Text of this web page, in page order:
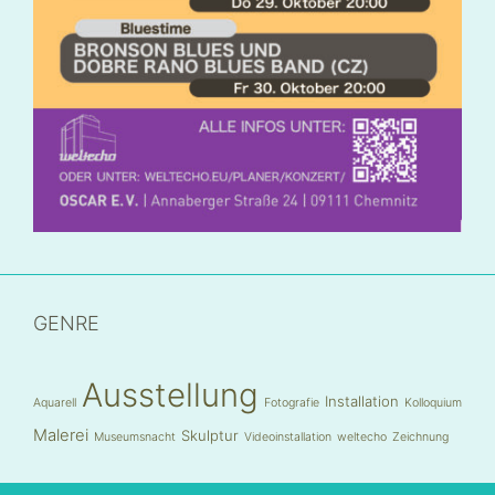
GENRE
Aquarell Ausstellung Fotografie Installation Kolloquium
Malerei Museumsnacht Skulptur Videoinstallation weltecho Zeichnung